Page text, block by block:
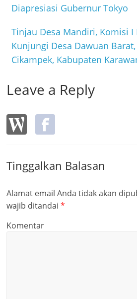
o
o
k
Diapresiasi Gubernur Tokyo
Tinjau Desa Mandiri, Komisi I
Kunjungi Desa Dawuan
Cikampek, Kabupaten
Leave a Reply
Tinggalkan Balasan
Alamat email Anda tidak akan
wajib ditandai*
Komentar